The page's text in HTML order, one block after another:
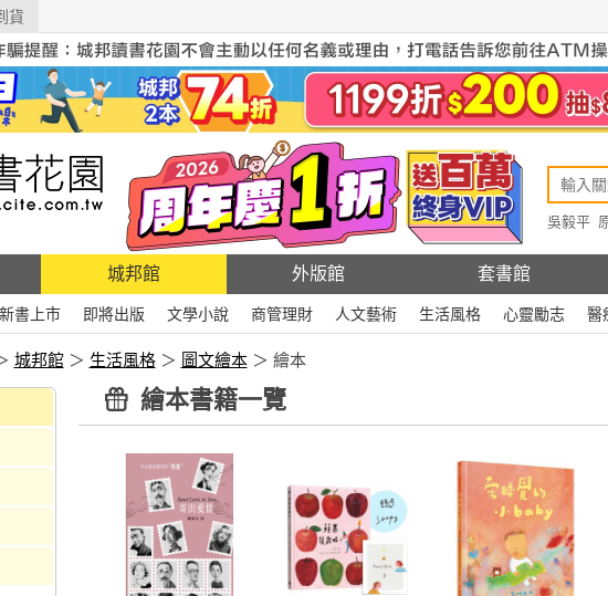
貨
吳毅平
城邦館 外版館 套書館
新書上市 即將出版 文學小說 商管理財 人文藝術 生活風格 心靈勵志 醫
城邦館＞ 生活風格＞ 圖文繪本＞ 繪本
繪本書籍一覽